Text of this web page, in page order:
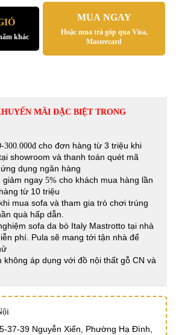
khác
MUA NGAY
Hoặc mua trả góp qua Visa,
Mastercard
MÃI ĐẶC BIỆT TRONG
300.000đ cho đơn hàng từ 3 triệu khi
showroom và thanh toán quét mã
dụng ngân hàng
giảm ngay 5% cho khách mua hàng lần
từ 10 triệu
mua sofa và tham gia trò chơi trúng
quà hấp dẫn.
sofa da bò Italy Mastrotto tại nhà
phí. Pula sẽ mang tới tận nhà để
áp dụng với đồ nội thất gỗ CN và
37-39 Nguyễn Xiển, Phường Hạ Đình,